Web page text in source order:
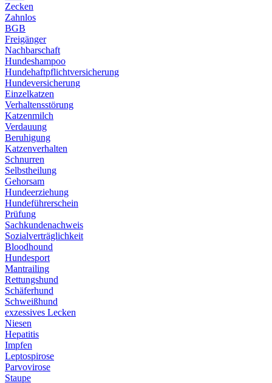
Zecken
Zahnlos
BGB
Freigänger
Nachbarschaft
Hundeshampoo
Hundehaftpflichtversicherung
Hundeversicherung
Einzelkatzen
Verhaltensstörung
Katzenmilch
Verdauung
Beruhigung
Katzenverhalten
Schnurren
Selbstheilung
Gehorsam
Hundeerziehung
Hundeführerschein
Prüfung
Sachkundenachweis
Sozialverträglichkeit
Bloodhound
Hundesport
Mantrailing
Rettungshund
Schäferhund
Schweißhund
exzessives Lecken
Niesen
Hepatitis
Impfen
Leptospirose
Parvovirose
Staupe